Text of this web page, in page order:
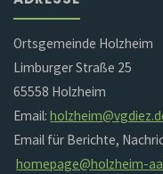
Ortsgemeinde Holzheim
Limburger Straße 25
65558 Holzheim
Email:
Email für Berichte,
homepage@holzheim-